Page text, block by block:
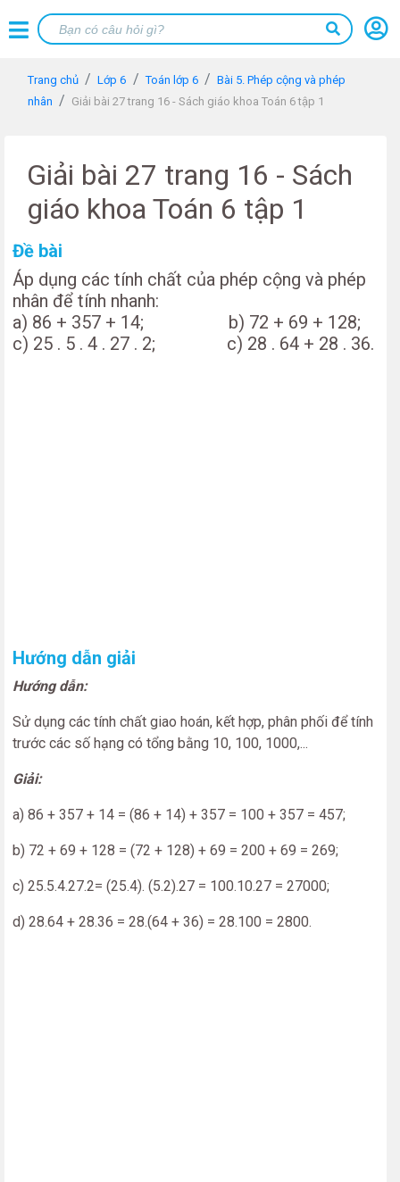
Trang chủ Lớp 6 Toán lớp 6
Bài 5. Phép cộng và phép
nhân
Giải bài 27 trang 16 - Sách giáo khoa Toán 6 tập 1
Giải bài 27 trang 16 - Sách
giáo khoa Toán 6 tập 1
Đề bài
Áp dụng các tính chất của phép cộng và phép
nhân để tính nhanh:
a) 86 + 357 + 14; b) 72 + 69 + 128;
c) 25 . 5 . 4 . 27 . 2; c) 28 . 64 + 28 . 36.
Hướng dẫn giải
Hướng dẫn:
Sử dụng các tính chất giao hoán, kết hợp, phân phối để tính
trước các số hạng có tổng bằng 10, 100, 1000,...
Giải:
a) 86 + 357 + 14 = (86 + 14) + 357 = 100 + 357 = 457;
b) 72 + 69 + 128 = (72 + 128) + 69 = 200 + 69 = 269;
c) 25.5.4.27.2= (25.4). (5.2).27 = 100.10.27 = 27000;
d) 28.64 + 28.36 = 28.(64 + 36) = 28.100 = 2800.